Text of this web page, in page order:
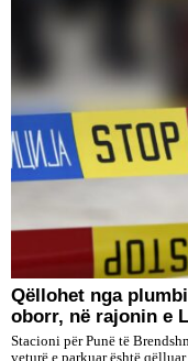
Qëllohet nga
oborr, në rajonin e
Stacioni për Punë të
veturë e parkuar është